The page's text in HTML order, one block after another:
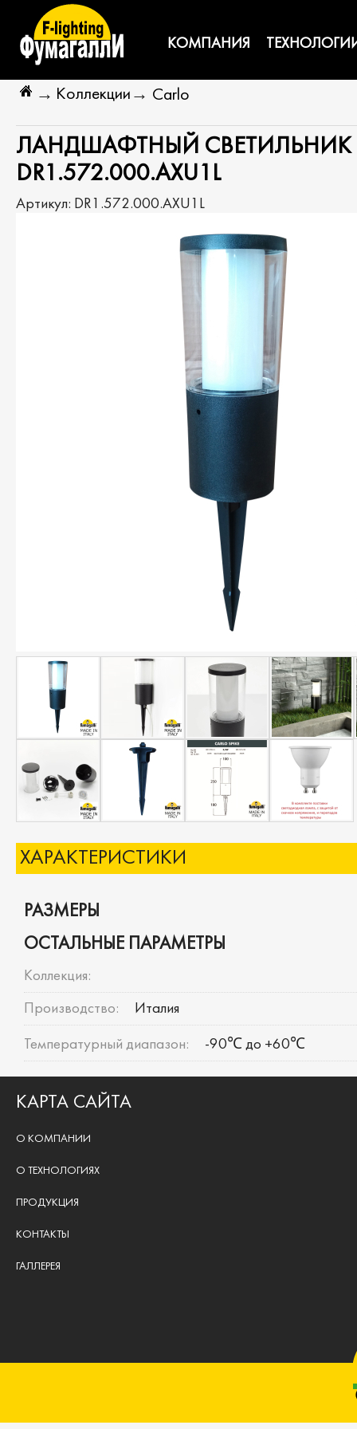
КОМПАНИЯ
→ Коллекции → Carlo
ЛАНДШАФТНЫЙ СВЕТИЛЬНИК
DR1.572.000.AXU1L
Артикул: DR1.572.000.AXU1L
ХАРАКТЕРИСТИКИ
РАЗМЕРЫ
ОСТАЛЬНЫЕ ПАРАМЕТРЫ
Коллекция:
Производство: Италия
Температурный диапазон: -90℃ до +60℃
КАРТА САЙТА
О КОМПАНИИ
О ТЕХНОЛОГИЯХ
ПРОДУКЦИЯ
КОНТАКТЫ
ГАЛЛЕРЕЯ